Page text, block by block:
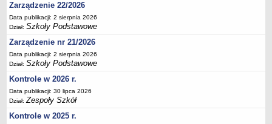
PONOWNE WYKORZYSTYWANIE
Sprawozdania
Deklaracja dostępności
DEKLARACJA DOSTĘPNOŚCI
OŚWIADCZENIA MAJĄTKOWE
PONOWNE WYKORZYSTYWANIE
UDOSTĘPNIANIE INFORMACJI PUBLICZNEJ
OCHRONA DANYCH OSOBOWYCH
Zarządzenie 22/2026
Data publikacji: 2 sierpnia 2026
Dział:Szkoły Podstawowe
Zarządzenie nr 21/2026
Data publikacji: 2 sierpnia 2026
Dział:Szkoły Podstawowe
Kontrole w 2026 r.
Data publikacji: 30 lipca 2026
Dział:Zespoły Szkół
Kontrole w 2025 r.